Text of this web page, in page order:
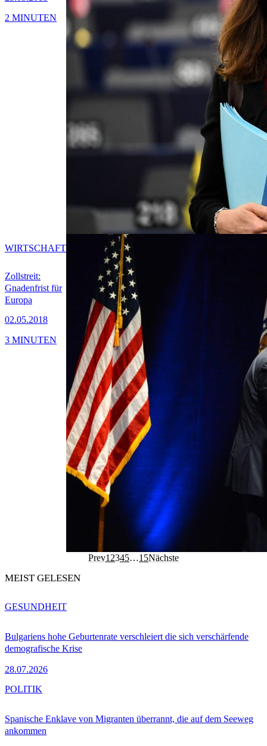
2 MINUTEN
Zollstreit:
Gnadenfrist für
Europa
02.05.2018
WIRTSCHAFT
3 MINUTEN
Prev1 2345…15Nächste
MEIST GELESEN
Bulgariens hohe Geburtenrate verschleiert die sich verschärfende
demografische Krise
28.07.2026
GESUNDHEIT
Spanische Enklave von Migranten überrannt, die auf dem Seeweg
ankommen
POLITIK